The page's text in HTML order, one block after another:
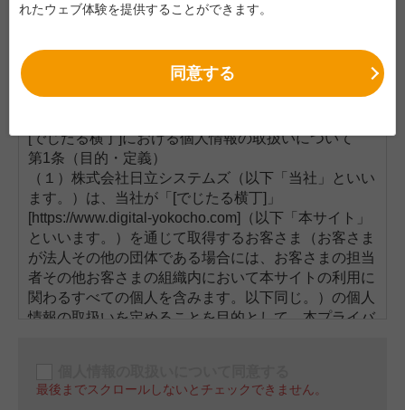
ます。
第１章 通則
第１条（用語の定義）
ます。
(1) 「当社サービス・商品」とは、日立システムズが本サイト
で提供する売切サービス・商品または継続サービス・商品を
いいます。
(2) 「売切サービス・商品」とは、導入時の初期費用の支払の
みにより利用が可能になるクラウドサービス等、継続的な利
用料金または売買代金等の支払が発生しない物品、ソフトウ
ェア、サービスその他の商品をいいます。
(3) 「継続サービス・商品」とは、利用期間中に継続的な利用
(4) 「お客さま」とは、本サイトを利用して当社サービス・商
利用規約に同意する
個人情報の取扱いについての確認
[でじたる横丁]における個人情報の取扱いについて
第1条（目的・定義）
（１）株式会社日立システムズ（以下「当社」といい
ます。）は、当社が「[でじたる横丁]」
[https://www.digital-yokocho.com]（以下「本サイト」
といいます。）を通じて取得するお客さま（お客さま
が法人その他の団体である場合には、お客さまの担当
者その他お客さまの組織内において本サイトの利用に
関わるすべての個人を含みます。以下同じ。）の個人
情報の取扱いを定めることを目的として、本プライバ
成し、お客さまが本サイトを利用する際に適用されま
最後までスクロールしないとチェックできません。
れたウェブ体験を提供することができます。
同意する